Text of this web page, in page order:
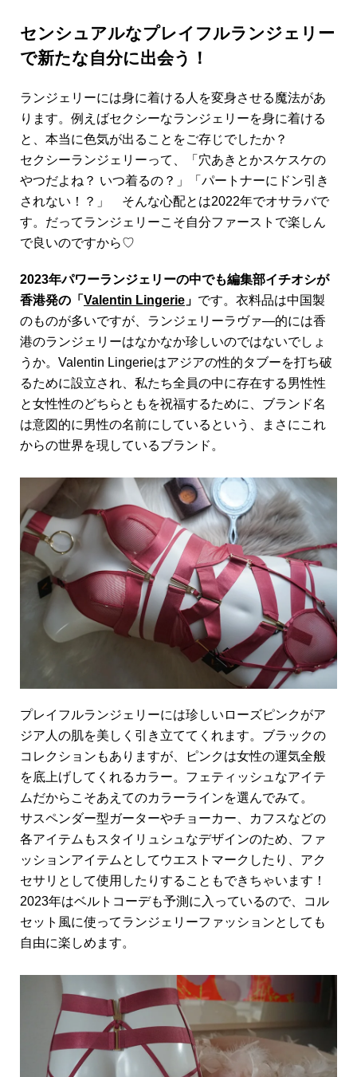
センシュアルなプレイフルランジェリー
で新たな自分に出会う！
ランジェリーには身に着ける人を変身させる魔法があ
ります。例えばセクシーなランジェリーを身に着ける
と、本当に色気が出ることをご存じでしたか？
セクシーランジェリーって、「穴あきとかスケスケの
やつだよね？ いつ着るの？」「パートナーにドン引き
されない！？」 そんな心配とは2022年でオサラバで
す。だってランジェリーこそ自分ファーストで楽しん
で良いのですから♡
2023年パワーランジェリーの中でも編集部イチオシが
香港発の「 Valentin Lingerie 」 です。衣料品は中国製
のものが多いですが、ランジェリーラヴァ―的には香
港のランジェリーはなかなか珍しいのではないでしょ
うか。 Valentin Lingerieはアジアの性的タブーを打ち破
るために設立され、私たち全員の中に存在する男性性
と女性性のどちらともを祝福するために、ブランド名
は意図的に男性の名前にしているという、まさにこれ
からの世界を現しているブランド。
プレイフルランジェリーには珍しいローズピンクがア
ジア人の肌を美しく引き立ててくれます。ブラックの
コレクションもありますが、ピンクは女性の運気全般
を底上げしてくれるカラー。フェティッシュなアイテ
ムだからこそあえてのカラーラインを選んでみて。
サスペンダー型ガーターやチョーカー、カフスなどの
各アイテムもスタイリュシュなデザインのため、ファ
ッションアイテムとしてウエストマークしたり、アク
セサリとして使用したりすることもできちゃいます！
2023年はベルトコーデも予測に入っているので、コル
セット風に使ってランジェリーファッションとしても
自由に楽しめます。